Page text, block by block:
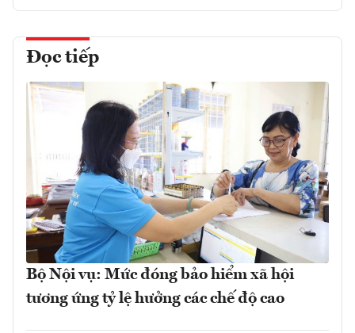
Đọc tiếp
Bộ Nội vụ: Mức đóng bảo hiểm xã hội
tương ứng tỷ lệ hưởng các chế độ cao